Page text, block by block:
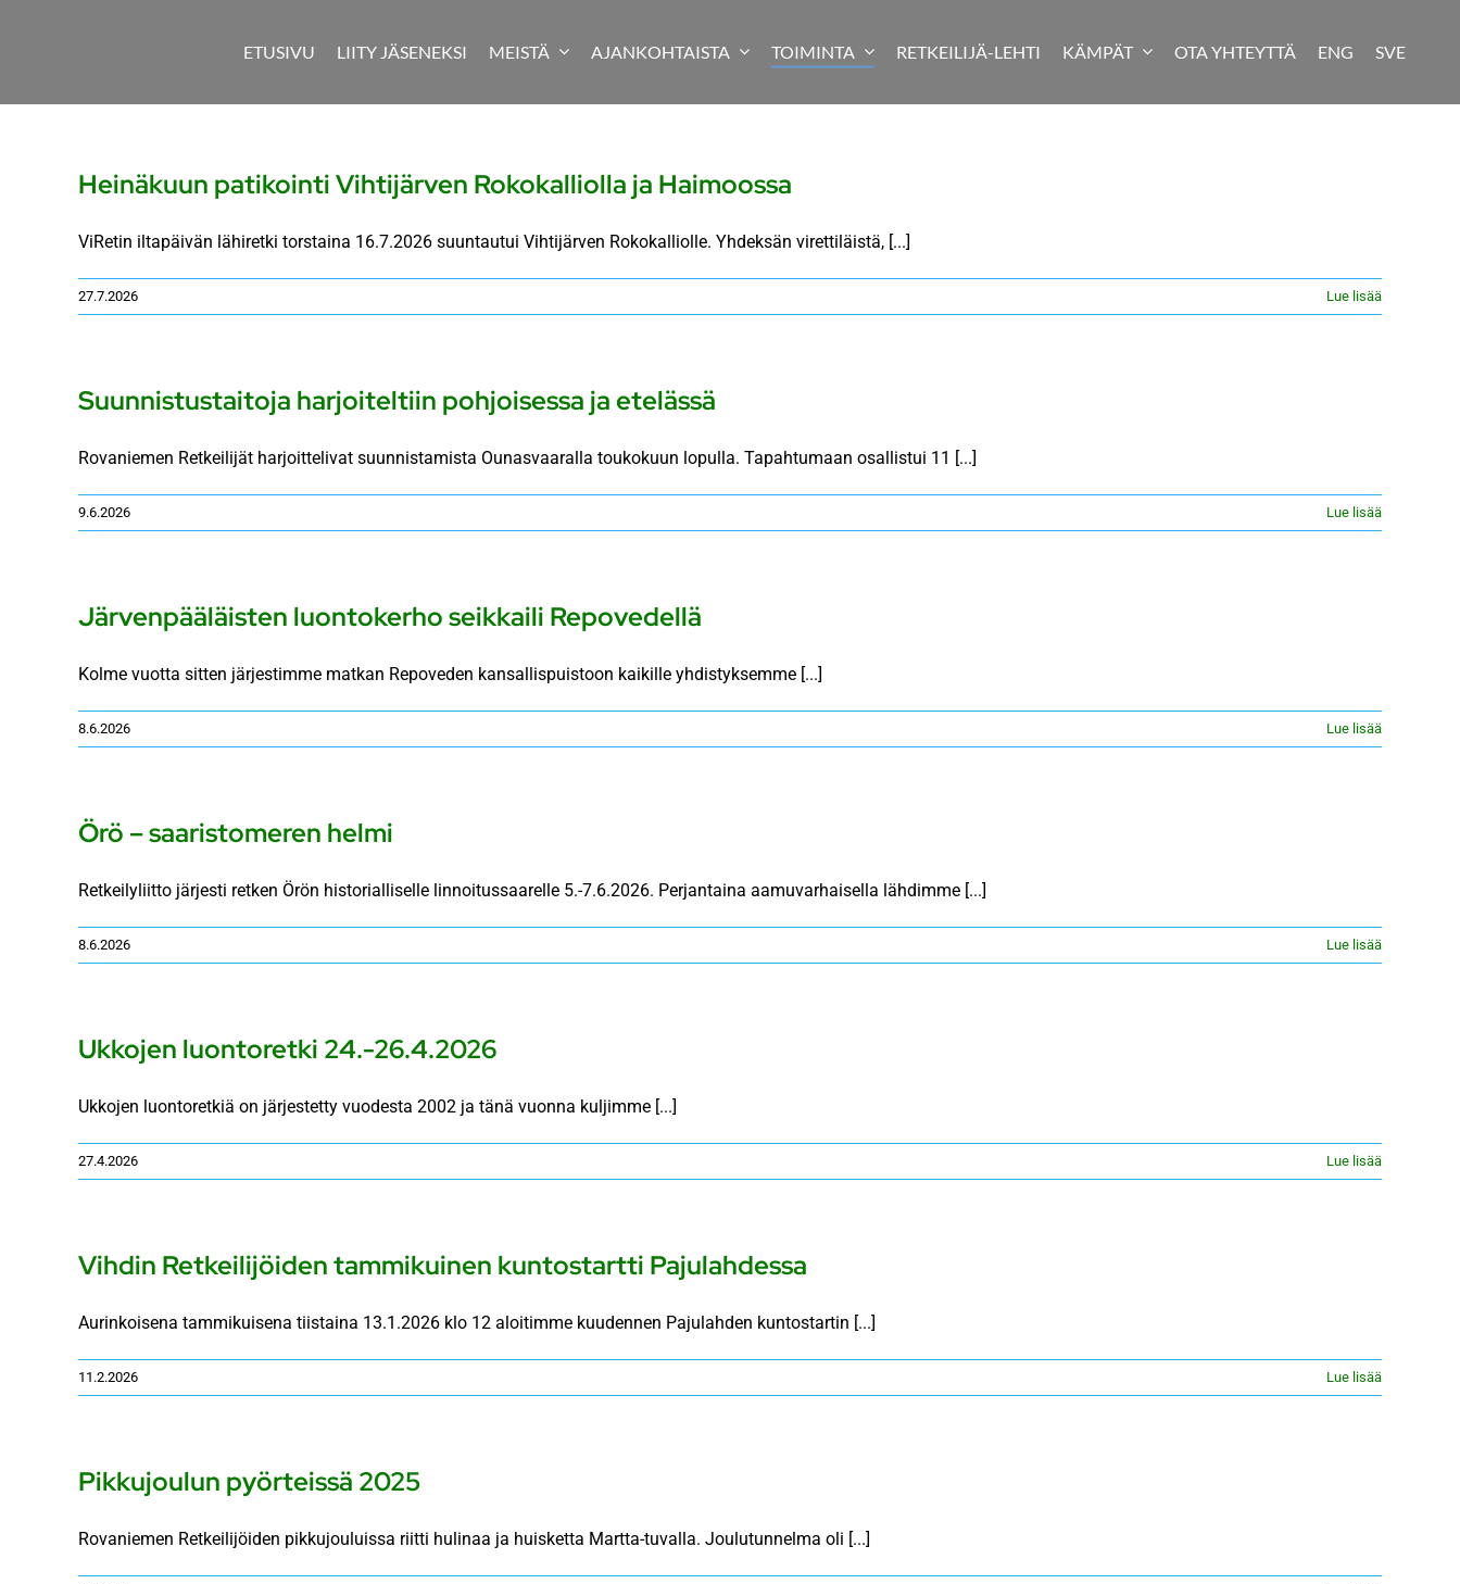
ETUSIVU LIITY JÄSENEKSI MEISTÄ AJANKOHTAISTA TOIMINTA RETKEILIJÄ-LEHTI KÄMPÄT OTA YHTEYTTÄ ENG SVE
Heinäkuun patikointi Vihtijärven Rokokalliolla ja Haimoossa
ViRetin iltapäivän lähiretki torstaina 16.7.2026 suuntautui Vihtijärven Rokokalliolle. Yhdeksän virettiläistä, [...]
27.7.2026 Lue lisää
Suunnistustaitoja harjoiteltiin pohjoisessa ja etelässä
Rovaniemen Retkeilijät harjoittelivat suunnistamista Ounasvaaralla toukokuun lopulla. Tapahtumaan osallistui 11 [...]
9.6.2026 Lue lisää
Järvenpääläisten luontokerho seikkaili Repovedellä
Kolme vuotta sitten järjestimme matkan Repoveden kansallispuistoon kaikille yhdistyksemme [...]
8.6.2026 Lue lisää
Örö – saaristomeren helmi
Retkeilyliitto järjesti retken Örön historialliselle linnoitussaarelle 5.-7.6.2026. Perjantaina aamuvarhaisella lähdimme [...]
8.6.2026 Lue lisää
Ukkojen luontoretki 24.-26.4.2026
Ukkojen luontoretkiä on järjestetty vuodesta 2002 ja tänä vuonna kuljimme [...]
27.4.2026 Lue lisää
Vihdin Retkeilijöiden tammikuinen kuntostartti Pajulahdessa
Aurinkoisena tammikuisena tiistaina 13.1.2026 klo 12 aloitimme kuudennen Pajulahden kuntostartin [...]
11.2.2026 Lue lisää
Pikkujoulun pyörteissä 2025
Rovaniemen Retkeilijöiden pikkujouluissa riitti hulinaa ja huisketta Martta-tuvalla. Joulutunnelma oli [...]